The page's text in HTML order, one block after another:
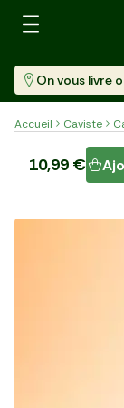
On vous livre
Accueil Caviste
Le Vin blanc
10,99 €